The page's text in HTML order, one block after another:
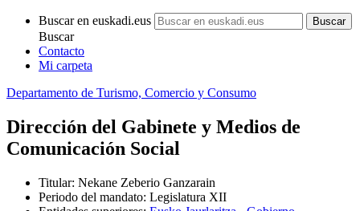
Buscar en euskadi.eus
Buscar
Contacto
Mi carpeta
Departamento de Turismo, Comercio y Consumo
Dirección del Gabinete y Medios de
Comunicación Social
Titular: Nekane Zeberio Ganzarain
Periodo del mandato: Legislatura XII